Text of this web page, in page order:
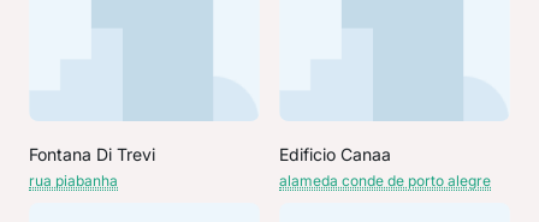
Fontana Di Trevi
rua piabanha
Edificio Canaa
alameda conde de porto alegre